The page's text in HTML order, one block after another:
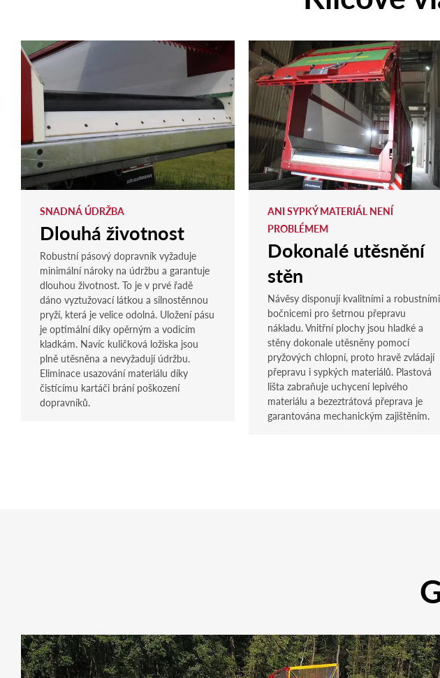
SNADNÁ ÚDRŽBA
Dlouhá životnost
Robustní pásový dopravník vyžaduje
minimální nároky na údržbu a garantuje
dlouhou životnost. To je v prvé řadě
dáno vyztužovací látkou a silnostěnnou
pryží, která je velice odolná. Uložení pásu
je optimální díky opěrným a vodicím
kladkám. Navíc kuličková ložiska jsou
plně utěsněna a nevyžadují údržbu.
Eliminace usazování materiálu díky
čistícímu kartáči brání poškození
dopravníků.
ANI SYPKÝ MATERIÁL NENÍ
PROBLÉMEM
Dokonalé utěsnění
stěn
Návěsy disponují kvalitními a robustními
bočnicemi pro šetrnou přepravu
nákladu. Vnitřní plochy jsou hladké a
stěny dokonale utěsněny pomocí
pryžových chlopní, proto hravě zvládají
přepravu i sypkých materiálů. Plastová
lišta zabraňuje uchycení lepivého
materiálu a bezeztrátová přeprava je
garantována mechanickým zajištěním.